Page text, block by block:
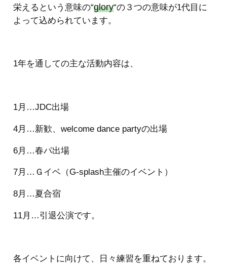
栄えるという意味の“glory“の３つの意味が1代目に
よって込められています。
1年を通しての主な活動内容は、
1月…JDC出場
4月…新歓、welcome dance partyの出場
6月…春パ出場
7月…Ｇイベ（G-splash主催のイベント）
8月…夏合宿
11月…引退公演です。
各イベントに向けて、日々練習を重ねております。